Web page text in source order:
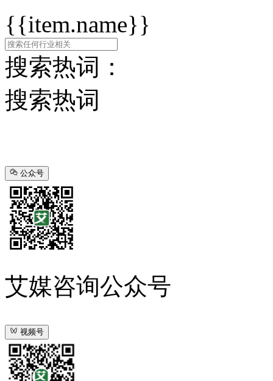
{{item.name}}
搜索热词：
搜索热词
公众号
艾媒咨询公众号
视频号